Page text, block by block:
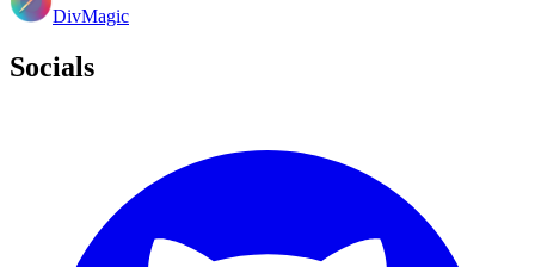
DivMagic
Socials